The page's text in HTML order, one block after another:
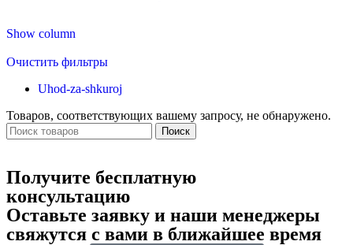
Show column
Очистить фильтры
Uhod-za-shkuroj
Товаров, соответствующих вашему запросу, не обнаружено.
Поиск
Получите бесплатную
консультацию
Оставьте заявку и наши менеджеры
свяжутся с вами в ближайшее время